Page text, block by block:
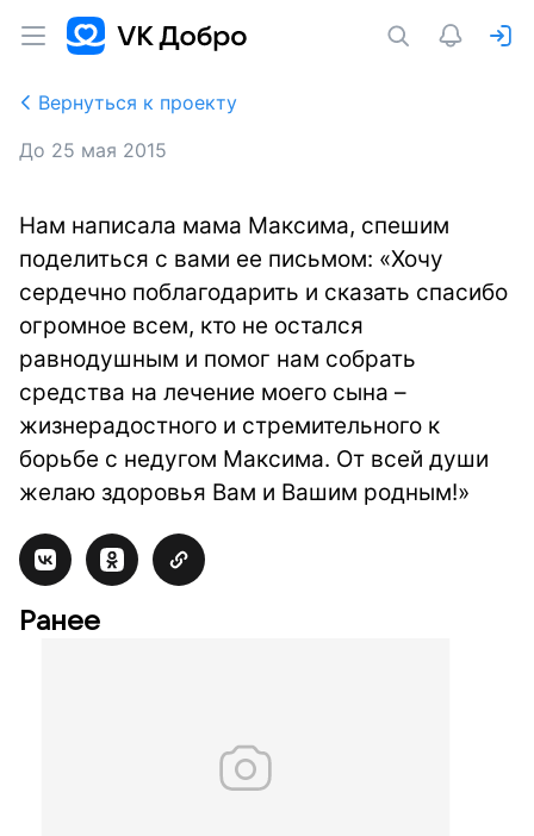
Вернуться к проекту
До 25 мая 2015
Нам написала мама Максима, спешим
поделиться с вами ее письмом: «Хочу
сердечно поблагодарить и сказать спасибо
огромное всем, кто не остался
равнодушным и помог нам собрать
средства на лечение моего сына –
жизнерадостного и стремительного к
борьбе с недугом Максима. От всей души
желаю здоровья Вам и Вашим родным!»
Ранее